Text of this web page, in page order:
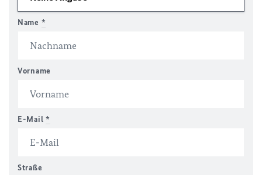
Name *
Vorname
E-Mail *
Straße